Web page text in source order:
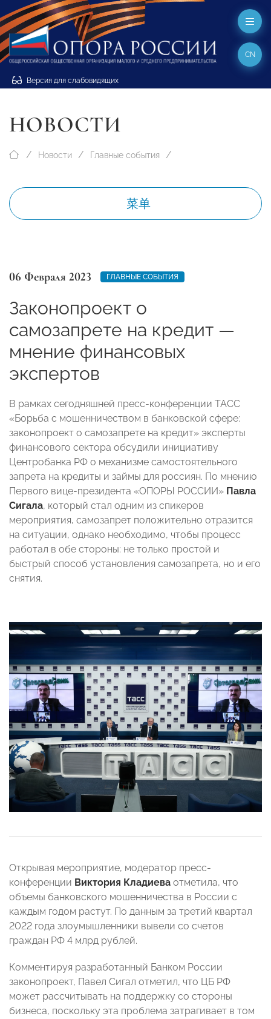
Версия для слабовидящих
CN
НОВОСТИ
Новости Главные события
菜单
06 Февраля 2023 ГЛАВНЫЕ СОБЫТИЯ
Законопроект о
самозапрете на кредит —
мнение финансовых
экспертов
В рамках сегодняшней пресс-конференции ТАСС
«Борьба с мошенничеством в банковской сфере:
законопроект о самозапрете на кредит» эксперты
финансового сектора обсудили инициативу
Центробанка РФ о механизме самостоятельного
запрета на кредиты и займы для россиян. По мнению
Первого вице-президента «ОПОРЫ РОССИИ» Павла
Сигала, который стал одним из спикеров
мероприятия, самозапрет положительно отразится
на ситуации, однако необходимо, чтобы процесс
работал в обе стороны: не только простой и
быстрый способ установления самозапрета, но и его
снятия.
Открывая мероприятие, модератор пресс-
конференции Виктория Кладиева отметила, что
объемы банковского мошенничества в России с
каждым годом растут. По данным за третий квартал
2022 года злоумышленники вывели со счетов
граждан РФ 4 млрд рублей.
Комментируя разработанный Банком России
законопроект, Павел Сигал отметил, что ЦБ РФ
может рассчитывать на поддержку со стороны
бизнеса, поскольку эта проблема затрагивает в том